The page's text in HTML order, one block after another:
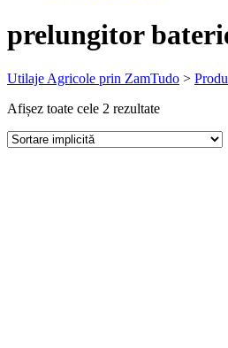
prelungitor
Utilaje Agricole prin ZamTudo >
Afișez toate cele 2 rezultate